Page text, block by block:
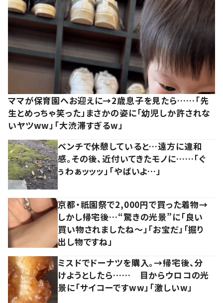
ママが保育園へお迎えに→2歳息子を見たら……「先
生とめっちゃ笑った」まさかの姿に「幼児しか許されな
いヤツww」「大渋滞すぎるw」
ベンチで休憩していると…遠方に違和
感。その後、近付いてきたモノに……「ぐ
ぅわぁッッッ」「やばいよ…」
京都・祇園祭で2,000円で買った着物→
しかし帰宅後…“驚きの光景”に「良い
買い物されましたね～」「お宝だ」「掘り
出し物ですね」
ミスドでドーナツを購入。→帰宅後、分
けようとしたら…… 目からウロコの光
景に「サイコーですww」「激しいw」